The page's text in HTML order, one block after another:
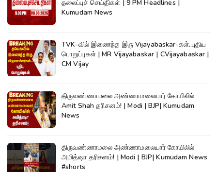
தலைப்புச் செய்திகள் | 9 PM Headlines |
Kumudam News
TVK-வில் இணைந்த இரு Vijayabaskar-கள்..புதிய
பொறுப்புகள் | MR Vijayabaskar | CVijayabaskar |
CM Vijay
திருவண்ணாமலை அண்ணாமலையார் கோயிலில்
Amit Shah தரிசனம்! | Modi | BJP| Kumudam
News
திருவண்ணாமலை அண்ணாமலையார் கோயிலில்
அமித்ஷா தரிசனம்! | Modi | BJP| Kumudam News
#shorts